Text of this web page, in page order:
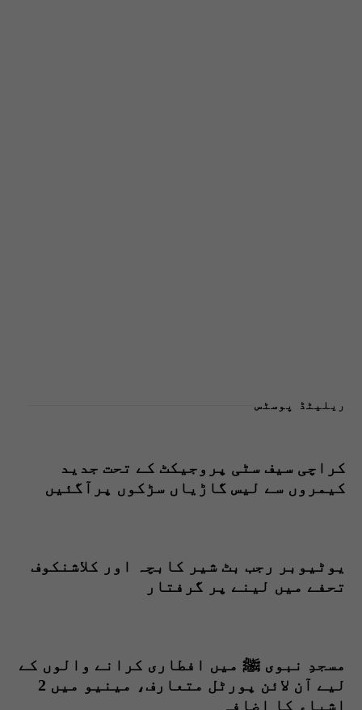
ریلیٹڈ پوسٹس
کراچی سیف سٹی پروجیکٹ کے تحت جدید
کیمروں سے لیس گاڑیاں سڑکوں پرآگئیں
یوٹیوبر رجب بٹ شیر کابچہ اور کلاشنکوف
تحفے میں لینے پر گرفتار
مسجدِ نبوی ﷺ میں افطاری کرانے والوں کے
لیے آن لائن پورٹل متعارف، مینیو میں 2
اشیاء کا اضافہ